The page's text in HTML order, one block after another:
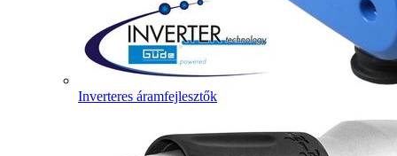
Inverteres áramfejlesztők